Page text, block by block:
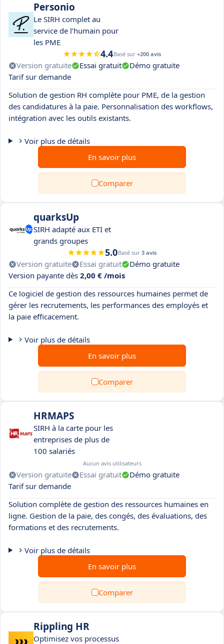
Personio
Le SIRH complet au
service de l’humain pour
les PME
4.4Basé sur +200 avis
Version gratuite Essai gratuit
Démo gratuite
Tarif sur demande
Solution de gestion RH complète pour PME, de la gestion
des candidatures à la paie. Personnalisation des workflows,
intégration avec les outils existants.
Voir plus de détails
En savoir plus
Comparer
quarksUp
SIRH adapté aux ETI et
grands groupes
5.0Basé sur 3 avis
Version gratuite Essai gratuit
Démo gratuite
Version payante dès 2,00 € /mois
Ce logiciel de gestion des ressources humaines permet de
gérer les recrutements, les performances des employés et
la paie efficacement.
Voir plus de détails
En savoir plus
Comparer
HRMAPS
SIRH à la carte pour les
entreprises de plus de
100 salariés
Aucun avis utilisateurs
Version gratuite Essai gratuit
Démo gratuite
Tarif sur demande
Solution complète de gestion des ressources humaines en
ligne. Gestion de la paie, des congés, des évaluations, des
formations et des recrutements.
Voir plus de détails
En savoir plus
Comparer
Rippling HR
Optimisez vos processus